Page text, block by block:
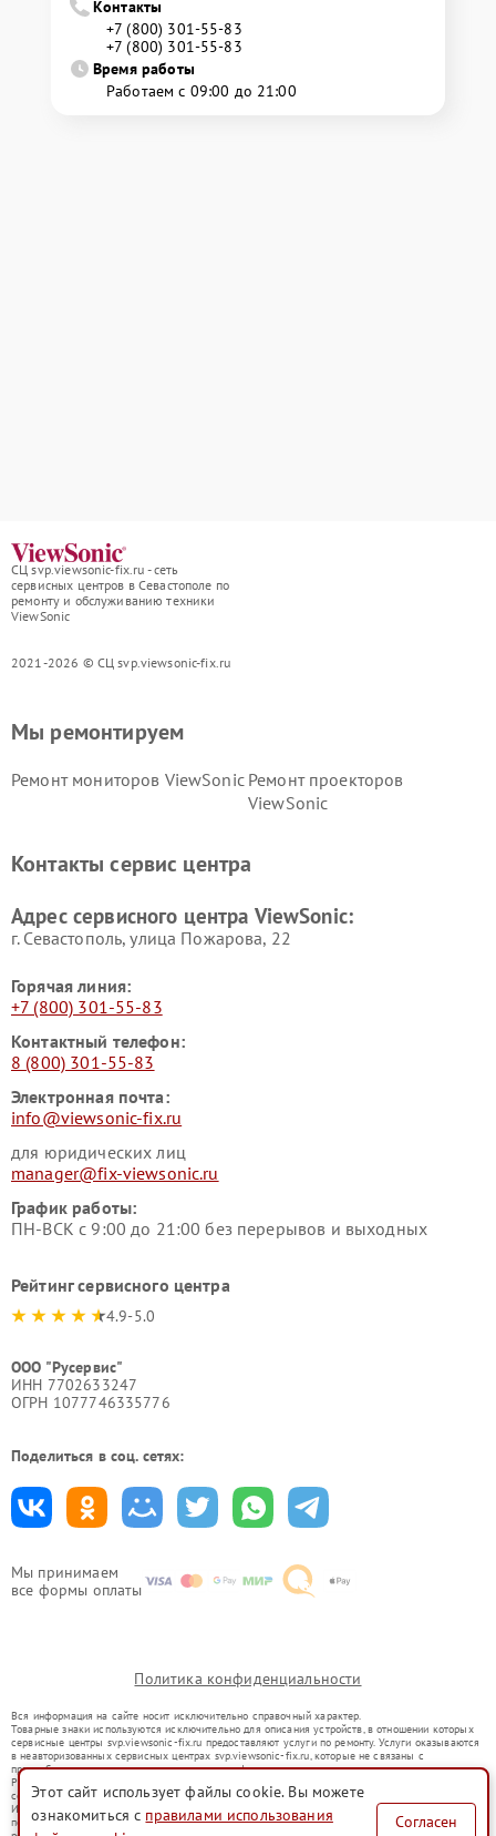
Контакты
+7 (800) 301-55-83
+7 (800) 301-55-83
Время работы
Работаем с 09:00 до 21:00
СЦ svp.viewsonic-fix.ru - сеть
сервисных центров в Севастополе по
ремонту и обслуживанию техники
ViewSonic
2021-2026 © СЦ svp.viewsonic-fix.ru
Мы принимаем
все формы оплаты
Мы ремонтируем
Ремонт мониторов ViewSonic Ремонт проекторов
ViewSonic
Контакты сервис центра
Адрес сервисного центра ViewSonic:
г. Севастополь, улица Пожарова, 22
Горячая линия:
+7 (800) 301-55-83
Контактный телефон:
8 (800) 301-55-83
Электронная почта:
info@viewsonic-fix.ru
для юридических лиц
manager@fix-viewsonic.ru
График работы:
ПН-ВСК с 9:00 до 21:00 без перерывов и выходных
Рейтинг сервисного центра
4.9-5.0
ООО "Русервис"
ИНН 7702633247
ОГРН 1077746335776
Поделиться в соц. сетях:
Политика конфиденциальности
Вся информация на сайте носит исключительно справочный характер.
Товарные знаки используются исключительно для описания устройств, в отношении которых
сервисные центры svp.viewsonic-fix.ru предоставляют услуги по ремонту. Услуги оказываются
в неавторизованных сервисных центрах svp.viewsonic-fix.ru, которые не связаны с
правообладателями товарных знаков или их официальными представителями.
Ремонт осуществляется для устройств, уже введенных в гражданский оборот в соответствии
со статьей 1487 ГК РФ.
Использование товарных знаков не преследует цели индивидуализации услуг или введения
потребителей в заблуждение, а служит для информирования о предоставляемых услугах по
Этот сайт использует файлы cookie. Вы можете
ознакомиться с правилами использования
Согласен